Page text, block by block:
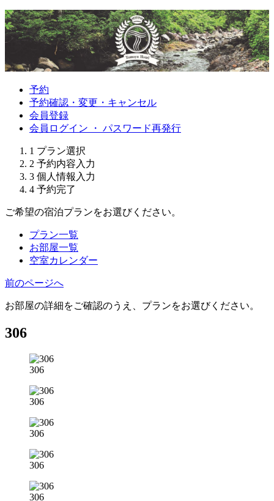
予約
予約確認・変更・キャンセル
会員登録
会員ログイン ・ パスワード再発行
1 プラン選択
2 予約内容入力
3 個人情報入力
4 予約完了
ご希望の宿泊プランをお選びください。
プラン一覧
お部屋一覧
空室カレンダー
前のページへ
お部屋の詳細をご確認のうえ、プランをお選びください。
306
306
306
306
306
306